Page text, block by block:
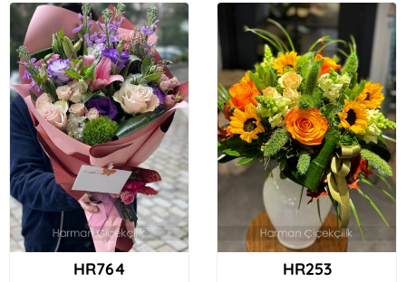
HR764 HR253